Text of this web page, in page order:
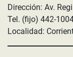
Dirección: Av.
Tel. (fijo) 442-
Localidad: